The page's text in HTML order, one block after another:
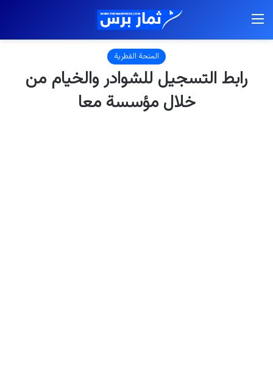
المنحة القطرية
رابط التسجيل للشوادر والخيام من
خلال مؤسسة معا